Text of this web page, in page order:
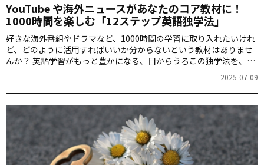
YouTube や海外ニュースがあなたのコア教材に！
1000時間を楽しむ「12ステップ英語独学法」
好きな海外番組やドラマなど、1000時間の学習に取り入れたいけれ
ど、どのように活用すればいいか分からない――という教材はありませ
んか？ 英語学習がもっと豊かになる、目からうろこの独学法を、
「1000時間ヒアリングマラソン」アプリのコーチ、松岡昇先生にお
2025-07-09